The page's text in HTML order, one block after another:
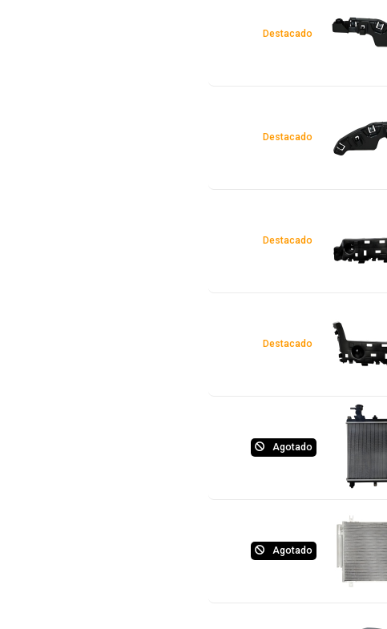
Destacado
Destacado
Destacado
Destacado
Agotado
Agotado